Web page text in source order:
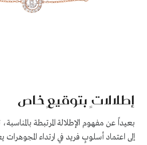
إطلالاتٍ بتوقيعٍ خاص
بعيداً عن مفهوم الإطلالة المرتبطة
إلى اعتماد أسلوبٍ فريد في ارتداء